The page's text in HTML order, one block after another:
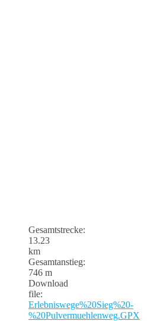
Gesamtstrecke:
13.23
km
Gesamtanstieg:
746 m
Download
file:
Erlebniswege%20Sieg%20-
%20Pulvermuehlenweg.GPX